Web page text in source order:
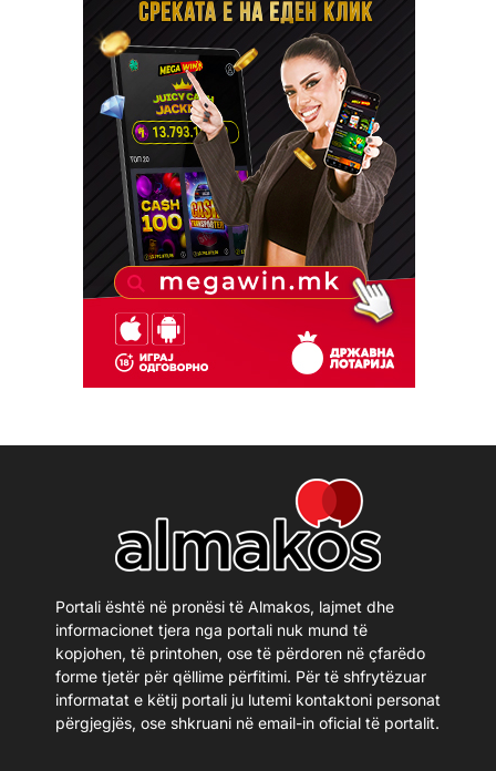
Portali është në pronësi të Almakos, lajmet dhe
informacionet tjera nga portali nuk mund të
kopjohen, të printohen, ose të përdoren në çfarëdo
forme tjetër për qëllime përfitimi. Për të shfrytëzuar
informatat e këtij portali ju lutemi kontaktoni personat
përgjegjës, ose shkruani në email-in oficial të portalit.